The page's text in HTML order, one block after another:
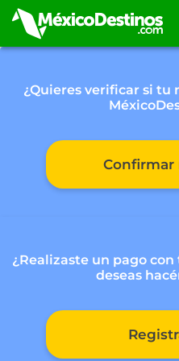
¿Quieres verificar si tu
Confirmar
¿Realizaste un pago
deseas